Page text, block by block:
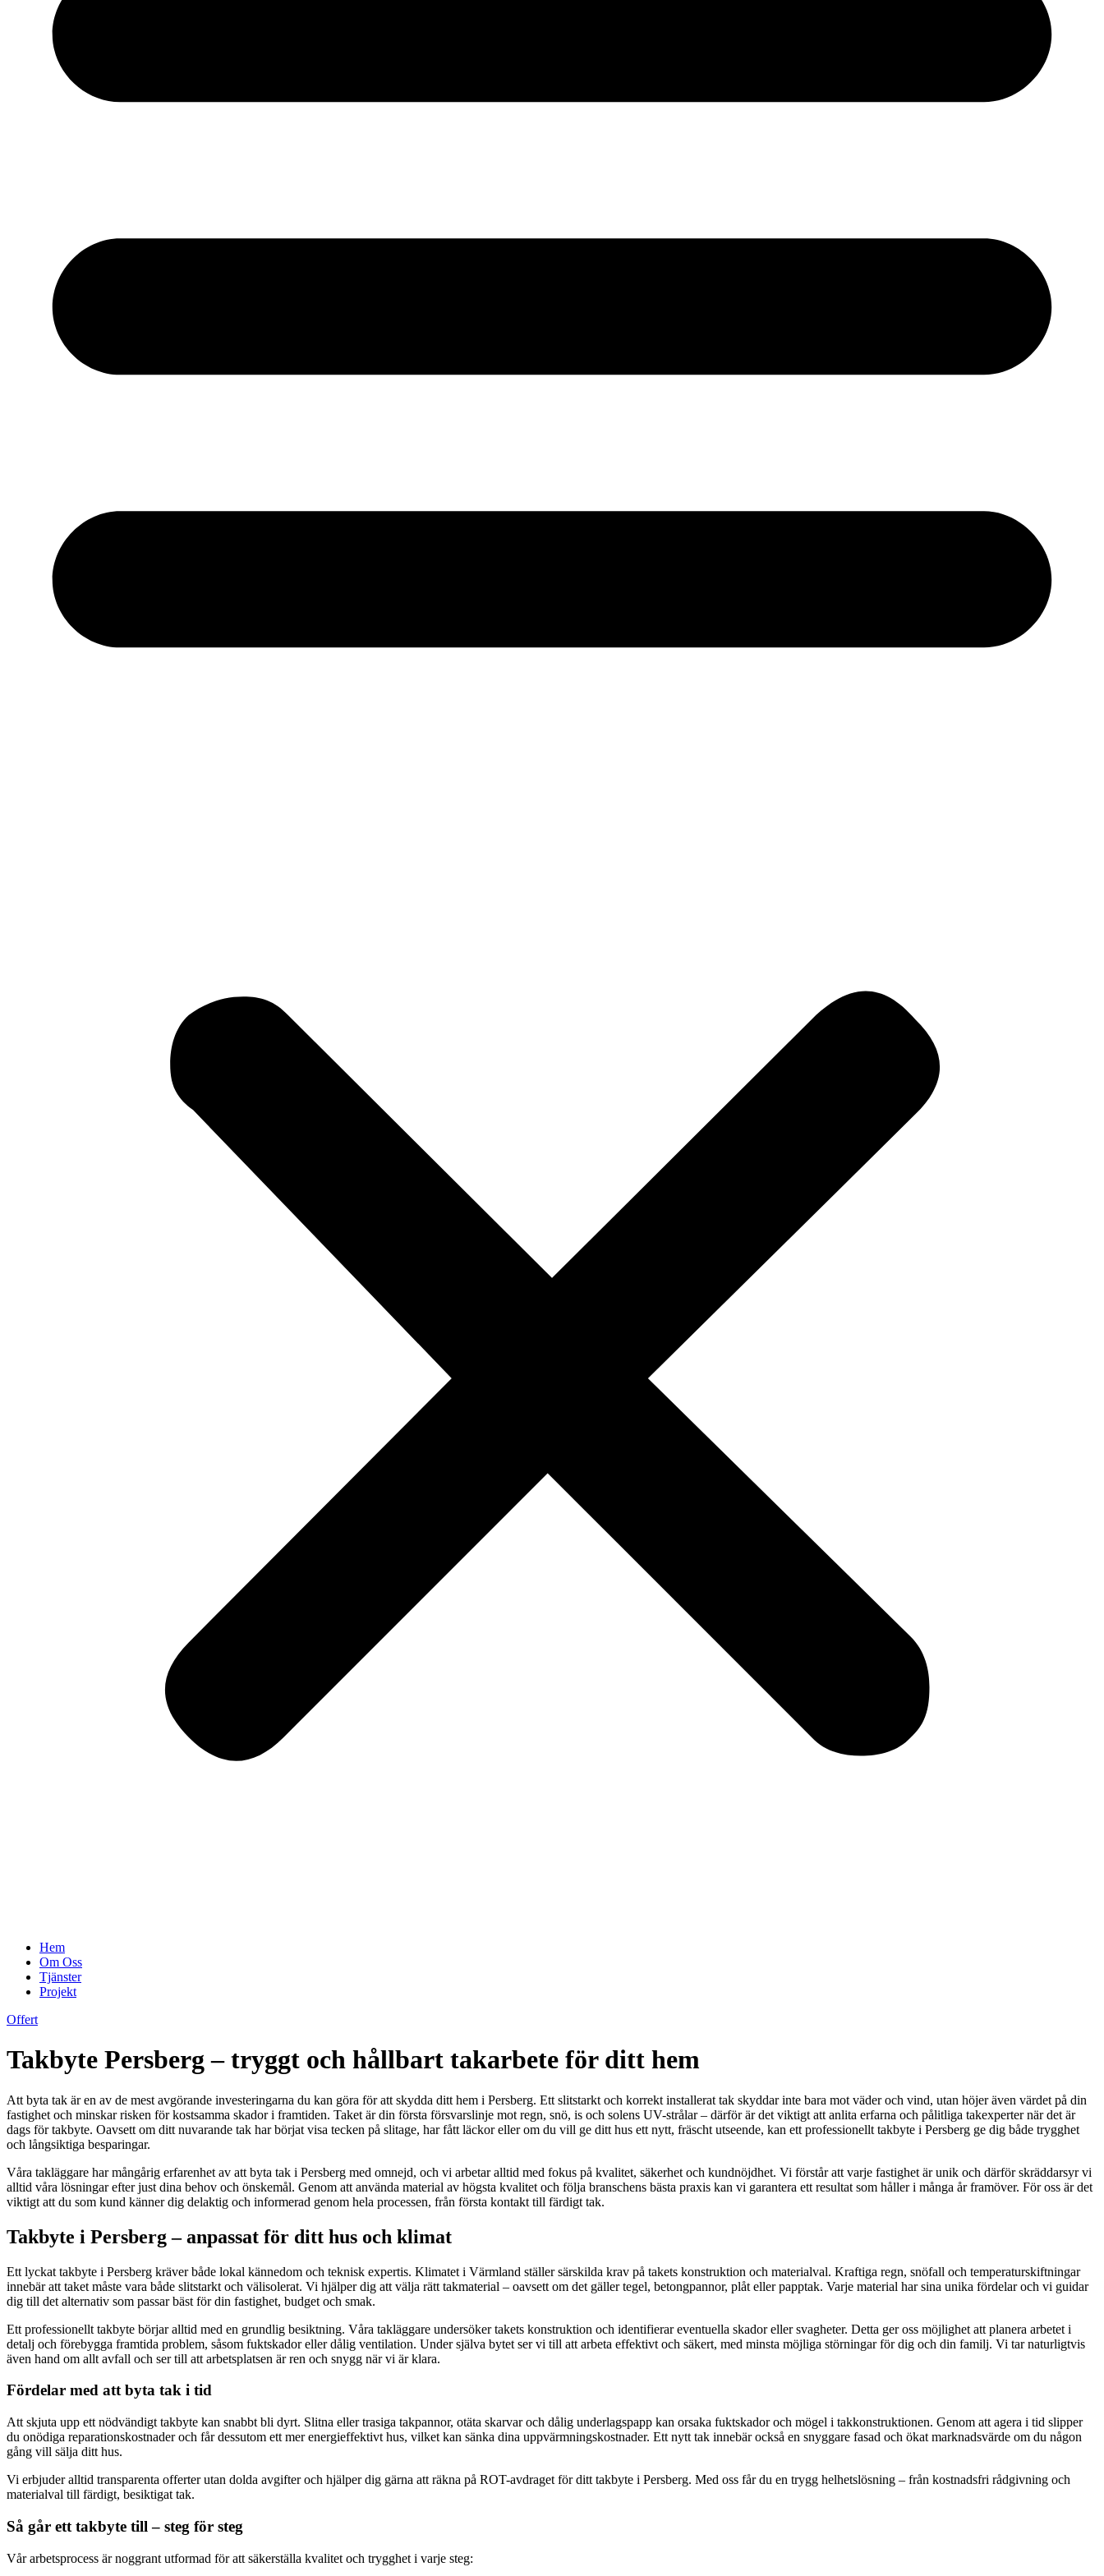
Hem
Om Oss
Tjänster
Projekt
Offert
Takbyte Persberg – tryggt och hållbart takarbete för ditt hem
Att byta tak är en av de mest avgörande investeringarna du kan göra för att skydda ditt hem i Persberg. Ett slitstarkt och korrekt installerat tak skyddar inte bara mot väder och vind, utan höjer även värdet på din
fastighet och minskar risken för kostsamma skador i framtiden. Taket är din första försvarslinje mot regn, snö, is och solens UV-strålar – därför är det viktigt att anlita erfarna och pålitliga takexperter när det är
dags för takbyte. Oavsett om ditt nuvarande tak har börjat visa tecken på slitage, har fått läckor eller om du vill ge ditt hus ett nytt, fräscht utseende, kan ett professionellt takbyte i Persberg ge dig både trygghet
och långsiktiga besparingar.
Våra takläggare har mångårig erfarenhet av att byta tak i Persberg med omnejd, och vi arbetar alltid med fokus på kvalitet, säkerhet och kundnöjdhet. Vi förstår att varje fastighet är unik och därför skräddarsyr vi
alltid våra lösningar efter just dina behov och önskemål. Genom att använda material av högsta kvalitet och följa branschens bästa praxis kan vi garantera ett resultat som håller i många år framöver. För oss är det
viktigt att du som kund känner dig delaktig och informerad genom hela processen, från första kontakt till färdigt tak.
Takbyte i Persberg – anpassat för ditt hus och klimat
Ett lyckat takbyte i Persberg kräver både lokal kännedom och teknisk expertis. Klimatet i Värmland ställer särskilda krav på takets konstruktion och materialval. Kraftiga regn, snöfall och temperaturskiftningar
innebär att taket måste vara både slitstarkt och välisolerat. Vi hjälper dig att välja rätt takmaterial – oavsett om det gäller tegel, betongpannor, plåt eller papptak. Varje material har sina unika fördelar och vi guidar
dig till det alternativ som passar bäst för din fastighet, budget och smak.
Ett professionellt takbyte börjar alltid med en grundlig besiktning. Våra takläggare undersöker takets konstruktion och identifierar eventuella skador eller svagheter. Detta ger oss möjlighet att planera arbetet i
detalj och förebygga framtida problem, såsom fuktskador eller dålig ventilation. Under själva bytet ser vi till att arbeta effektivt och säkert, med minsta möjliga störningar för dig och din familj. Vi tar naturligtvis
även hand om allt avfall och ser till att arbetsplatsen är ren och snygg när vi är klara.
Fördelar med att byta tak i tid
Att skjuta upp ett nödvändigt takbyte kan snabbt bli dyrt. Slitna eller trasiga takpannor, otäta skarvar och dålig underlagspapp kan orsaka fuktskador och mögel i takkonstruktionen. Genom att agera i tid slipper
du onödiga reparationskostnader och får dessutom ett mer energieffektivt hus, vilket kan sänka dina uppvärmningskostnader. Ett nytt tak innebär också en snyggare fasad och ökat marknadsvärde om du någon
gång vill sälja ditt hus.
Vi erbjuder alltid transparenta offerter utan dolda avgifter och hjälper dig gärna att räkna på ROT-avdraget för ditt takbyte i Persberg. Med oss får du en trygg helhetslösning – från kostnadsfri rådgivning och
materialval till färdigt, besiktigat tak.
Så går ett takbyte till – steg för steg
Vår arbetsprocess är noggrant utformad för att säkerställa kvalitet och trygghet i varje steg: